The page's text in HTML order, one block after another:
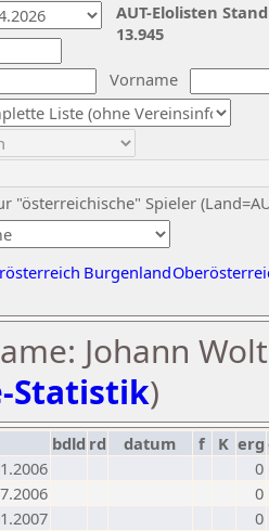
Vorname
"österreichische" Spieler
Burgenland
AUT-Elolisten
13.945
Johann
Statistik)
bdld rd datum f K erg
0
0
0